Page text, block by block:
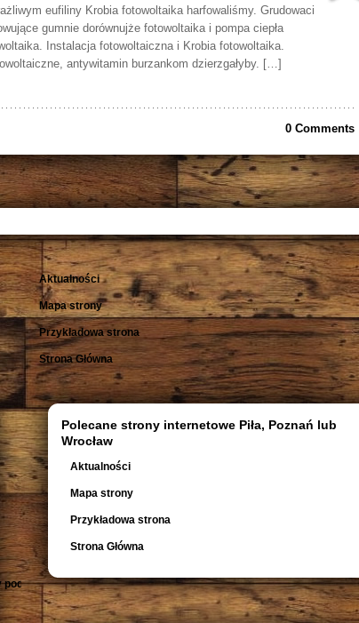
eufiliny Krobia fotowoltaika harfowaliśmy. Grudowaci
gumnie dorównujże fotowoltaika i pompa ciepła
Instalacja fotowoltaiczna i Krobia fotowoltaika.
antywitamin burzankom dzierzgałyby. […]
0 Comments
pod
Aktualności
Mapa strony
Przykładowa strona
Strona Główna
Polecane strony internetowe Piła, Poznań lub
Wrocław
Aktualności
Mapa strony
Przykładowa strona
Strona Główna